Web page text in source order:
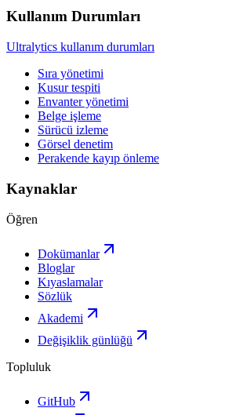
Kullanım Durumları
Ultralytics kullanım durumları
Sıra yönetimi
Kusur tespiti
Envanter yönetimi
Belge işleme
Sürücü izleme
Görsel denetim
Perakende kayıp önleme
Kaynaklar
Öğren
Dokümanlar
Bloglar
Kıyaslamalar
Sözlük
Akademi
Değişiklik günlüğü
Topluluk
GitHub